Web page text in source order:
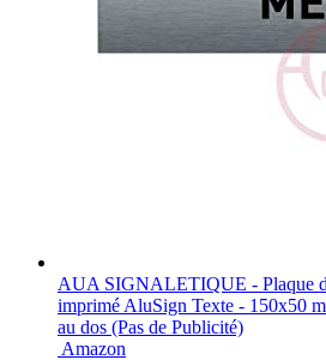
AUA SIGNALETIQUE - Plaque
imprimé AluSign Texte - 150x50
au dos (Pas de Publicité)
Amazon